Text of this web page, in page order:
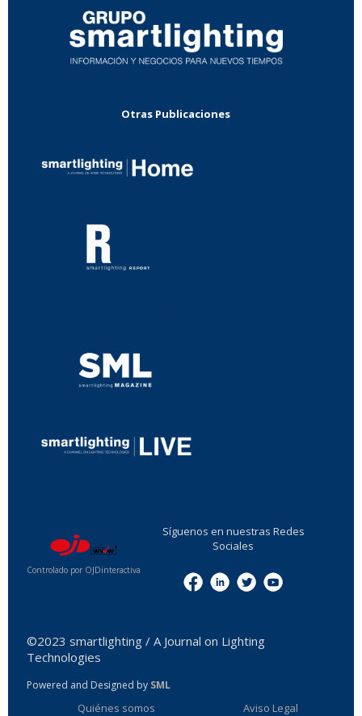
Otras Publicaciones
Controlado por OJDinteractiva
Síguenos en nuestras Redes
Sociales
©2023 smartlighting / A Journal on Lighting
Technologies
Powered and Designed by SML
Quiénes somos Aviso Legal